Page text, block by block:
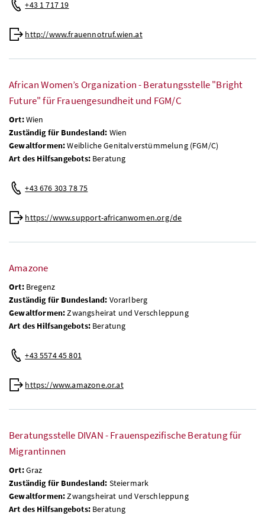
+43 1 717 19
http://www.frauennotruf.wien.at
African Women’s Organization - Beratungsstelle "Bright
Future" für Frauengesundheit und FGM/C
Ort:Wien
Zuständig für Bundesland: Wien
Gewaltformen:Weibliche Genitalverstümmelung (FGM/C)
Art des Hilfsangebots:Beratung
+43 676 303 78 75
https://www.support-africanwomen.org/de
Amazone
Ort:Bregenz
Zuständig für Bundesland: Vorarlberg
Gewaltformen:Zwangsheirat und Verschleppung
Art des Hilfsangebots:Beratung
+43 5574 45 801
https://www.amazone.or.at
Beratungsstelle DIVAN - Frauenspezifische Beratung für
Migrantinnen
Ort:Graz
Zuständig für Bundesland: Steiermark
Gewaltformen:Zwangsheirat und Verschleppung
Art des Hilfsangebots:Beratung